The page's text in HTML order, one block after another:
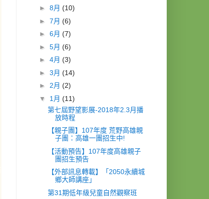
► 8月 (10)
► 7月 (6)
► 6月 (7)
► 5月 (6)
► 4月 (3)
► 3月 (14)
► 2月 (2)
▼ 1月 (11)
第七屆野望影展-2018年2.3月播
放時程
【親子團】107年度 荒野高雄親
子團：高雄一團招生中!
【活動預告】107年度高雄親子
團招生預告
【外部訊息轉載】「2050永續城
鄉大師講座」
第31期低年級兒童自然觀察班